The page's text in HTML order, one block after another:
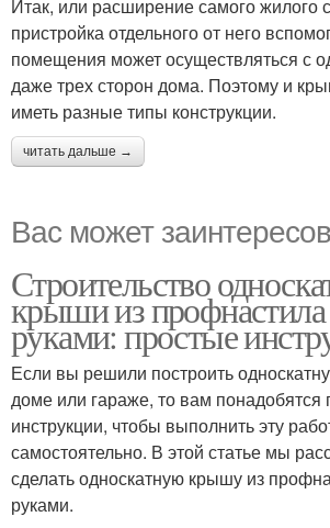
Итак, или расширение самого жилого
пристройка отдельного от него
помещения может осуществляться с
даже трех сторон дома. Поэтому и
иметь разные типы конструкции.
читать дальше →
Вас может
Строительство
крыши из
руками: простые
Если вы решили построить
доме или гараже, то вам понадобятся
инструкции, чтобы выполнить эту
самостоятельно. В этой статье мы
сделать односкатную крышу из
руками.